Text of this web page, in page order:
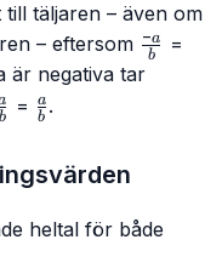
täljaren – även om
– eftersom \frac{-
a}{b}
b
−a =
är negativa tar
a}{-b}
b = \frac{a}
{b}
b
a .
heltal för både